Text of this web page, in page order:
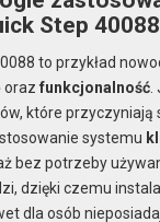
Step
to przykład
oraz funkcjonalność.
które przyczyniają
systemu
bez potrzeby
dzięki czemu
dla osób